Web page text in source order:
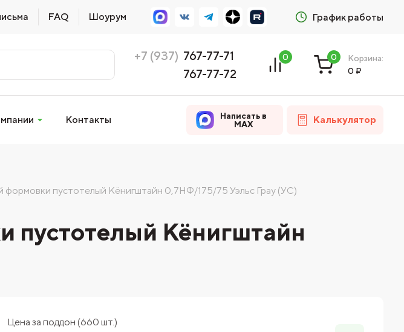
FAQ Шоурум График работы
+7 (937) 767-77-71
767-77-72
0 0
Корзина:
0 ₽
Контакты
Написать в
MAX
Калькулятор
формовки пустотелый Кёнигштайн 0,7НФ/175/75 Уэльс Грау (УС)
пустотелый Кёнигштайн
Цена за поддон (660 шт.)